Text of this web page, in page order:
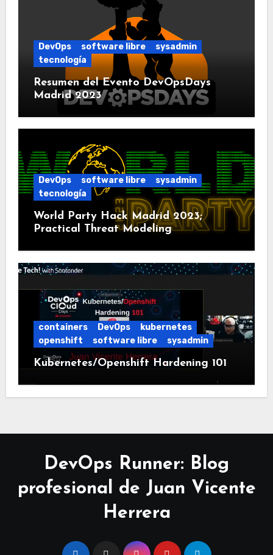
DevOps software libre
sysadmin
tecnología
Resumen del Evento DevOpsDays
Madrid 2023
DevOps software libre
sysadmin
tecnología
World Party Hack Madrid 2023;
Practical Threat Modeling
containers DevOps
kubernetes
openshift
software libre sysadmin
Kubernetes/Openshift Hardening 101
DevOps Runner: Blog
profesional de Juan Vicente
Herrera